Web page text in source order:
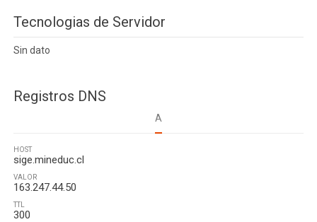
Tecnologias de Servidor
Sin dato
Registros DNS
A
HOST
sige.mineduc.cl
VALOR
163.247.44.50
TTL
300